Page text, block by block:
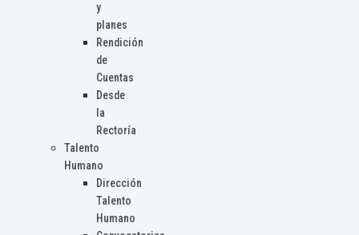
y
planes
Rendición
de
Cuentas
Desde
la
Rectoría
Talento
Humano
Dirección
Talento
Humano